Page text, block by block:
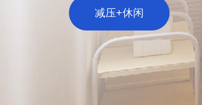
探索北京房山区极致放